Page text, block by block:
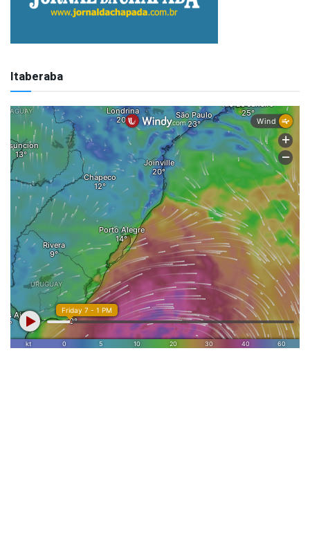
Itaberaba